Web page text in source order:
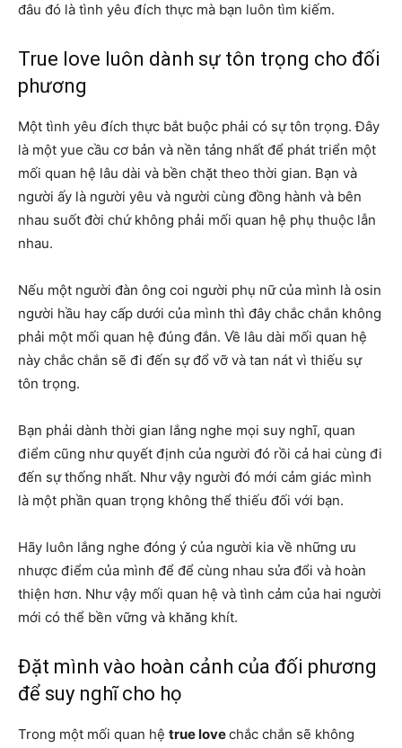
đâu đó là tình yêu đích thực mà bạn luôn tìm kiếm.
True love luôn dành sự tôn trọng cho đối
phương
Một tình yêu đích thực bắt buộc phải có sự tôn trọng. Đây
là một yue cầu cơ bản và nền tảng nhất để phát triển một
mối quan hệ lâu dài và bền chặt theo thời gian. Bạn và
người ấy là người yêu và người cùng đồng hành và bên
nhau suốt đời chứ không phải mối quan hệ phụ thuộc lẫn
nhau.
Nếu một người đàn ông coi người phụ nữ của mình là osin
người hầu hay cấp dưới của mình thì đây chắc chắn không
phải một mối quan hệ đúng đắn. Về lâu dài mối quan hệ
này chắc chắn sẽ đi đến sự đổ vỡ và tan nát vì thiếu sự
tôn trọng.
Bạn phải dành thời gian lắng nghe mọi suy nghĩ, quan
điểm cũng như quyết định của người đó rồi cả hai cùng đi
đến sự thống nhất. Như vậy người đó mới cảm giác mình
là một phần quan trọng không thể thiếu đối với bạn.
Hãy luôn lắng nghe đóng ý của người kia về những ưu
nhược điểm của mình để để cùng nhau sửa đổi và hoàn
thiện hơn. Như vậy mối quan hệ và tình cảm của hai người
mới có thể bền vững và khăng khít.
Đặt mình vào hoàn cảnh của đối phương
để suy nghĩ cho họ
Trong một mối quan hệ true lovechắc chắn sẽ không